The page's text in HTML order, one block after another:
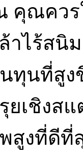
คุณคว
าไร้สนิ
ทุนที่สู
เชิงส
งที่ดีที่สุ